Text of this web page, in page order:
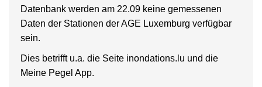
Datenbank werden am 22.09 keine gemessenen
Daten der Stationen der AGE Luxemburg verfügbar
sein.
Dies betrifft u.a. die Seite inondations.lu und die
Meine Pegel App.